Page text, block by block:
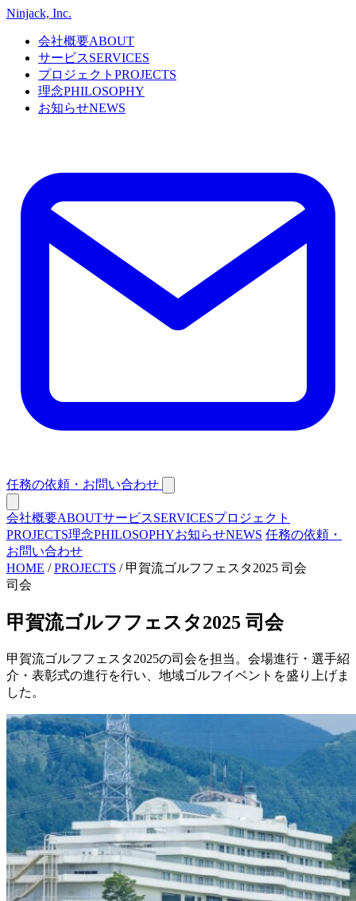
Ninjack, Inc.
会社概要ABOUT
サービスSERVICES
プロジェクト PROJECTS
理念PHILOSOPHY
お知らせNEWS
任務の依頼・お問い合わせ
会社概要ABOUTサービスSERVICESプロジェクト
PROJECTS理念PHILOSOPHYお知らせNEWS 任務の依頼・
お問い合わせ
HOME / PROJECTS / 甲賀流ゴルフフェスタ2025 司会
司会
甲賀流ゴルフフェスタ2025 司会
甲賀流ゴルフフェスタ2025の司会を担当。会場進行・選手紹
介・表彰式の進行を行い、地域ゴルフイベントを盛り上げま
した。